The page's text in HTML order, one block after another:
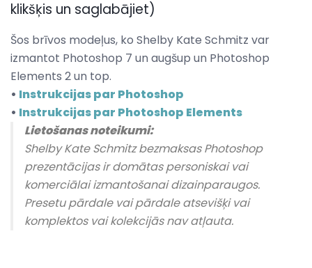
klikšķis un saglabājiet)
Šos brīvos modeļus, ko Shelby Kate Schmitz var
izmantot Photoshop 7 un augšup un Photoshop
Elements 2 un top.
• Instrukcijas par Photoshop
• Instrukcijas par Photoshop Elements
Lietošanas noteikumi:
Shelby Kate Schmitz bezmaksas Photoshop
prezentācijas ir domātas personiskai vai
komerciālai izmantošanai dizainparaugos.
Presetu pārdale vai pārdale atsevišķi vai
komplektos vai kolekcijās nav atļauta.